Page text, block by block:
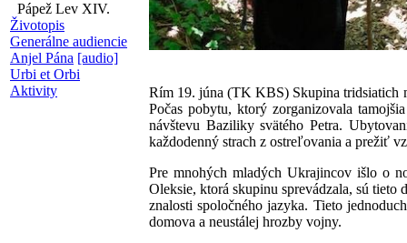
Pápež Lev XIV.
Životopis
Generálne audiencie
Anjel Pána [audio]
Urbi et Orbi
Aktivity
Rím 19. júna (TK KBS) Skupina
Počas pobytu, ktorý zorganizovala
návštevu Baziliky svätého Petra.
každodenný strach z ostreľovania a prežiť
Pre mnohých mladých Ukrajincov išlo o
Oleksie, ktorá skupinu sprevádzala, sú
znalosti spoločného jazyka. Tieto
domova a neustálej hrozby vojny.